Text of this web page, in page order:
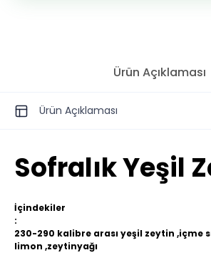
Ürün Açıklaması
Ürün Açıklaması
Sofralık Yeşil
İçindekiler
:
230-290 kalibre arası yeşil zeytin ,içme
limon ,zeytinyağı